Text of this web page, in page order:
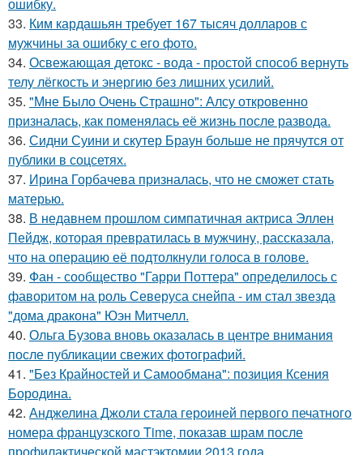
33. Ким кардашьян требует 167 тысяч долларов с
мужчины за ошибку с его фото.
34. Освежающая детокс - вода - простой способ вернуть
телу лёгкость и энергию без лишних усилий.
35. "Мне Было Очень Страшно": Алсу откровенно
призналась, как поменялась её жизнь после развода.
36. Сидни Суини и скутер Браун больше не прячутся от
публики в соцсетях.
37. Ирина Горбачева призналась, что не сможет стать
матерью.
38. В недавнем прошлом симпатичная актриса Эллен
Пейдж, которая превратилась в мужчину, рассказала,
что на операцию её подтолкнули голоса в голове.
39. Фан - сообщество "Гарри Поттера" определилось с
фаворитом на роль Северуса снейпа - им стал звезда
"дома дракона" Юэн Митчелл.
40. Ольга Бузова вновь оказалась в центре внимания
после публикации свежих фотографий.
41. "Без Крайностей и Самообмана": позиция Ксения
Бородина.
42. Анджелина Джоли стала героиней первого печатного
номера французского Time, показав шрам после